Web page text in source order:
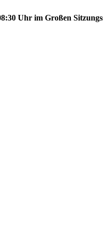
Uhr im Großen